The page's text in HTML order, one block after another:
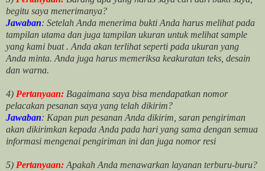
begitu saya menerimanya?
Jawaban: Setelah Anda menerima bukti Anda harus melihat pada
tampilan utama dan juga tampilan ukuran untuk melihatsample
yang kami buat . Anda akan terlihat seperti pada ukuran yang
Anda minta. Anda juga harus memeriksa keakuratan teks, desain
dan warna.
4) Pertanyaan: Bagaimana saya bisa mendapatkan nomor
pelacakan pesanan saya yang telah dikirim?
Jawaban: Kapan pun pesanan Anda dikirim, saran pengiriman
akan dikirimkan kepada Anda pada hari yang sama dengan semua
informasi mengenai pengiriman ini dan juga nomor resi
5) Pertanyaan: Apakah Anda menawarkan layanan terburu-buru?